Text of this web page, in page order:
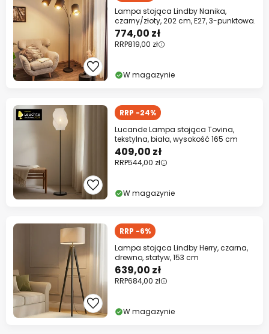
Lampa stojąca Lindby Nanika,
czarny/złoty, 202 cm, E27, 3-punktowa.
774,00 zł
RRP819,00 zł
W magazynie
RRP -24%
Lucande Lampa stojąca Tovina,
tekstylna, biała, wysokość 165 cm
409,00 zł
RRP544,00 zł
W magazynie
RRP -6%
Lampa stojąca Lindby Herry, czarna,
drewno, statyw, 153 cm
639,00 zł
RRP684,00 zł
W magazynie